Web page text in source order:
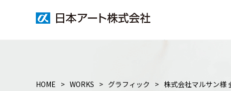
HOME WORKS グラフィック 株式会社マルサン様